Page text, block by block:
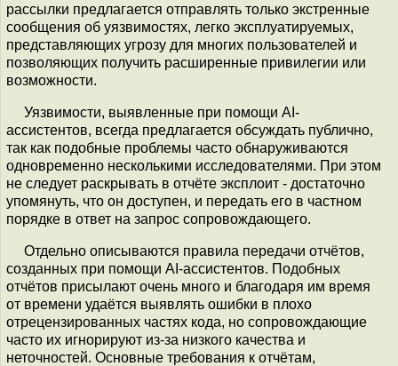
рассылки предлагается отправлять только экстренные
сообщения об уязвимостях, легко эксплуатируемых,
представляющих угрозу для многих пользователей и
позволяющих получить расширенные привилегии или
возможности.
Уязвимости, выявленные при помощи AI-
ассистентов, всегда предлагается обсуждать публично,
так как подобные проблемы часто обнаруживаются
одновременно несколькими исследователями. При этом
не следует раскрывать в отчёте эксплоит - достаточно
упомянуть, что он доступен, и передать его в частном
порядке в ответ на запрос сопровождающего.
Отдельно описываются правила передачи отчётов,
созданных при помощи AI-ассистентов. Подобных
отчётов присылают очень много и благодаря им время
от времени удаётся выявлять ошибки в плохо
отрецензированных частях кода, но сопровождающие
часто их игнорируют из-за низкого качества и
неточностей. Основные требования к отчётам,